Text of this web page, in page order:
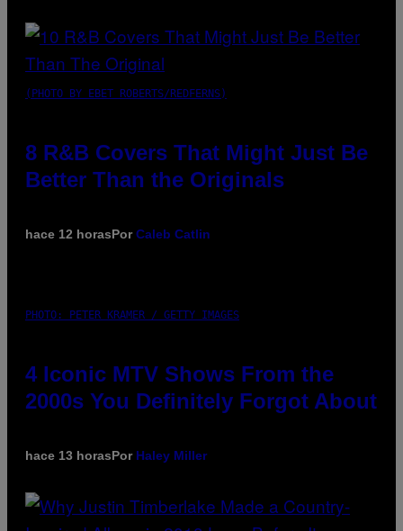
(PHOTO BY EBET ROBERTS/REDFERNS)
8 R&B Covers That Might Just Be
Better Than the Originals
hace 12 horasPorCaleb Catlin
PHOTO: PETER KRAMER / GETTY IMAGES
4 Iconic MTV Shows From the
2000s You Definitely Forgot About
hace 13 horasPor Haley Miller